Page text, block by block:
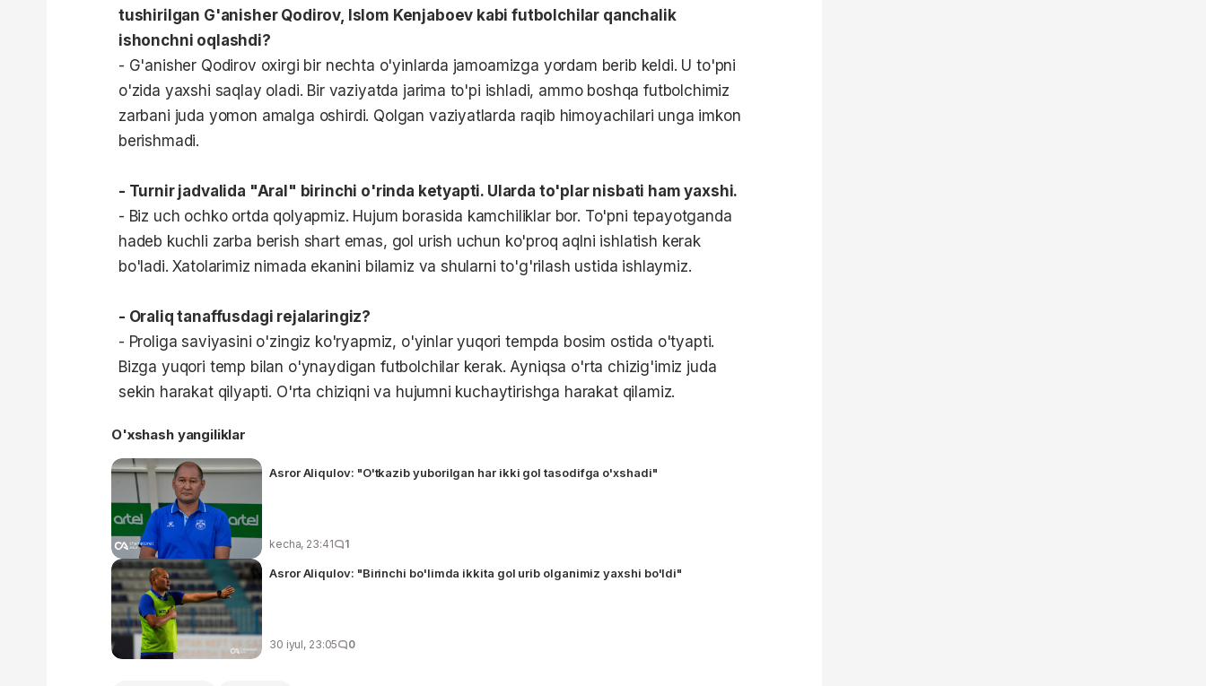
tushirilgan G'anisher Qodirov, Islom Kenjaboev kabi futbolchilar qanchalik
ishonchni oqlashdi?
- G'anisher Qodirov oxirgi bir nechta o'yinlarda jamoamizga yordam berib keldi. U to'pni
o'zida yaxshi saqlay oladi. Bir vaziyatda jarima to'pi ishladi, ammo boshqa futbolchimiz
zarbani juda yomon amalga oshirdi. Qolgan vaziyatlarda raqib himoyachilari unga imkon
berishmadi.
- Turnir jadvalida "Aral" birinchi o'rinda ketyapti. Ularda to'plar nisbati ham yaxshi.
- Biz uch ochko ortda qolyapmiz. Hujum borasida kamchiliklar bor. To'pni tepayotganda
hadeb kuchli zarba berish shart emas, gol urish uchun ko'proq aqlni ishlatish kerak
bo'ladi. Xatolarimiz nimada ekanini bilamiz va shularni to'g'rilash ustida ishlaymiz.
- Oraliq tanaffusdagi rejalaringiz?
- Proliga saviyasini o'zingiz ko'ryapmiz, o'yinlar yuqori tempda bosim ostida o'tyapti.
Bizga yuqori temp bilan o'ynaydigan futbolchilar kerak. Ayniqsa o'rta chizig'imiz juda
sekin harakat qilyapti. O'rta chiziqni va hujumni kuchaytirishga harakat qilamiz.
O'xshash yangiliklar
Asror Aliqulov: "O'tkazib yuborilgan har ikki gol tasodifga o'xshadi"
kecha, 23:41 1
Asror Aliqulov: "Birinchi bo'limda ikkita gol urib olganimiz yaxshi bo'ldi"
30 iyul, 23:05 0